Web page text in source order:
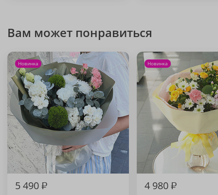
Вам может понравиться
Новинка
5 490₽
Новинка
4 980₽